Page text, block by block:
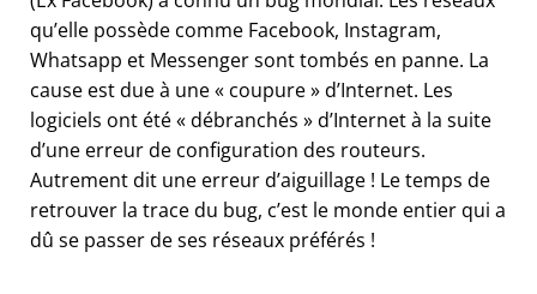
qu’elle possède comme Facebook, Instagram,
Whatsapp et Messenger sont tombés en panne. La
cause est due à une « coupure » d’Internet. Les
logiciels ont été « débranchés » d’Internet à la suite
d’une erreur de configuration des routeurs.
Autrement dit une erreur d’aiguillage ! Le temps de
retrouver la trace du bug, c’est le monde entier qui a
dû se passer de ses réseaux préférés !